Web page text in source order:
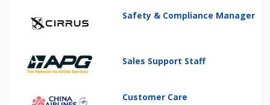
Safety & Compliance Manager
Sales Support Staff
Customer Care